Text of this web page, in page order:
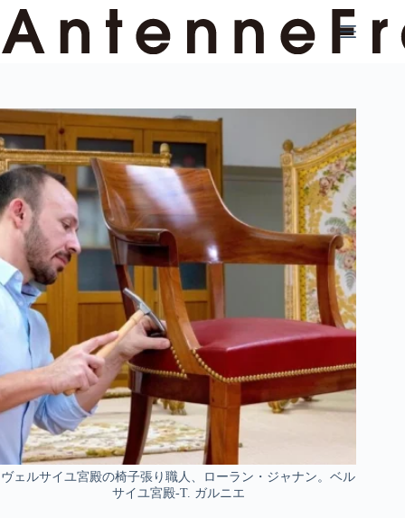
ン
テ
ス
キ
ッ
プ
ヴェルサイユ宮殿の椅子張り職人、ローラン・ジャナン。ベル
サイユ宮殿-T. ガルニエ